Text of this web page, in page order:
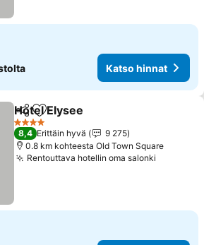
Katso hinnat
Jaa Lisää suosikkeihin
Hotel Elysee
4 Tähtiluokitus
8,4 Erittäin hyvä
9 275
0.8 km kohteesta Old Town Square
Rentouttava hotellin oma salonki